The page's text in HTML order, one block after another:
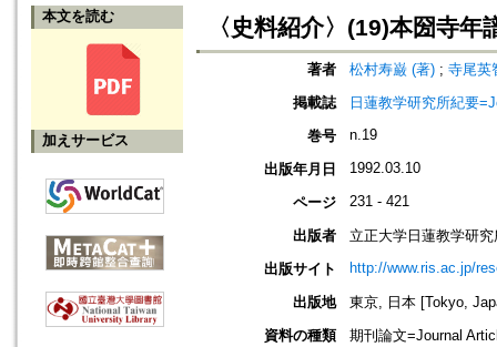
本文を読む
加えサービス
〈史料紹介〉(19)本圀寺年
著者 松村寿巌 (著) ; 寺尾英
掲載誌
日蓮教学研究所紀要
巻号
n.19
出版年月日 1992.03.10
ページ 231 - 421
出版者
立正大学日蓮教学研究
出版サイト
http://www.ris.ac.jp/
出版地
東京, 日本 [Tokyo,
資料の種類
期刊論文=Journal